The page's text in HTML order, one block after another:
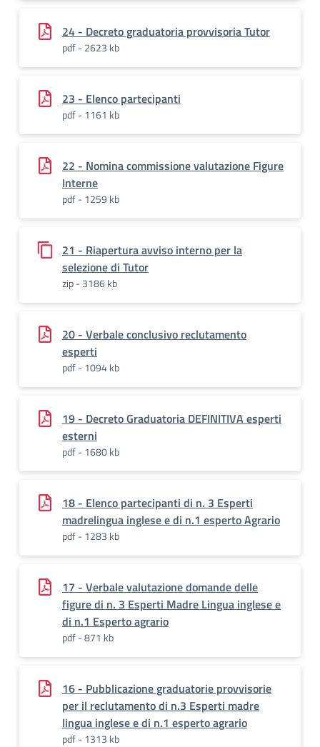
24 - Decreto graduatoria provvisoria Tutor
pdf - 2623 kb
23 - Elenco partecipanti
pdf - 1161 kb
22 - Nomina commissione valutazione Figure
Interne
pdf - 1259 kb
21 - Riapertura avviso interno per la
selezione di Tutor
zip - 3186 kb
20 - Verbale conclusivo reclutamento
esperti
pdf - 1094 kb
19 - Decreto Graduatoria DEFINITIVA esperti
esterni
pdf - 1680 kb
18 - Elenco partecipanti di n. 3 Esperti
madrelingua inglese e di n.1 esperto Agrario
pdf - 1283 kb
17 - Verbale valutazione domande delle
figure di n. 3 Esperti Madre Lingua inglese e
di n.1 Esperto agrario
pdf - 871 kb
16 - Pubblicazione graduatorie provvisorie
per il reclutamento di n.3 Esperti madre
lingua inglese e di n.1 esperto agrario
pdf - 1313 kb